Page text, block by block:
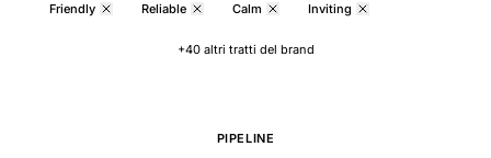
Friendly
Reliable Calm Inviting
+40 altri tratti del brand
PIPELINE